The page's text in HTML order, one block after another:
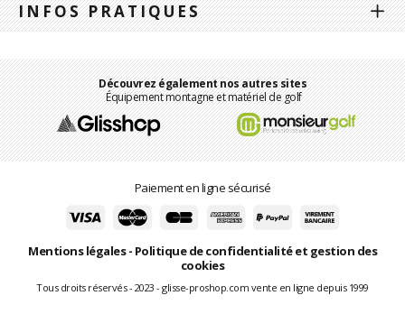
INFOS PRATIQUES
Découvrez également nos autres sites
Équipement montagne et matériel de golf
Paiement en ligne sécurisé
Mentions légales- Politique de confidentialité et gestion des
cookies
Tous droits réservés - 2023 - glisse-proshop.com vente en ligne depuis 1999